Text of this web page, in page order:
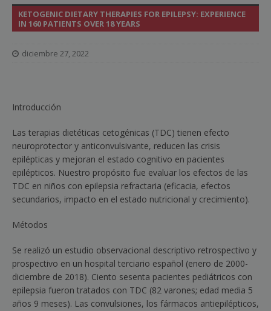
KETOGENIC DIETARY THERAPIES FOR EPILEPSY: EXPERIENCE
IN 160 PATIENTS OVER 18 YEARS
diciembre 27, 2022
Introducción
Las terapias dietéticas cetogénicas (TDC) tienen efecto
neuroprotector y anticonvulsivante, reducen las crisis
epilépticas y mejoran el estado cognitivo en pacientes
epilépticos. Nuestro propósito fue evaluar los efectos de las
TDC en niños con epilepsia refractaria (eficacia, efectos
secundarios, impacto en el estado nutricional y crecimiento).
Métodos
Se realizó un estudio observacional descriptivo retrospectivo y
prospectivo en un hospital terciario español (enero de 2000-
diciembre de 2018). Ciento sesenta pacientes pediátricos con
epilepsia fueron tratados con TDC (82 varones; edad media 5
años 9 meses). Las convulsiones, los fármacos antiepilépticos,